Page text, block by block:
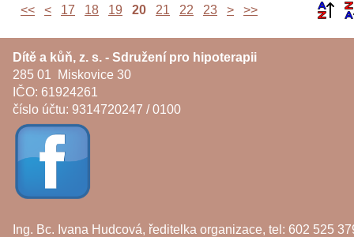
<< < 17 18 19 20 21 22 23 > >>
Dítě a kůň, z. s. - Sdružení pro hipoterapii
285 01 Miskovice 30
IČO: 61924261
číslo účtu: 9314720247 / 0100
Ing. Bc. Ivana Hudcová, ředitelka organizace, tel: 602 525